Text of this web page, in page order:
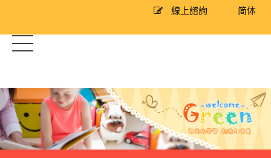
線上諮詢 简体